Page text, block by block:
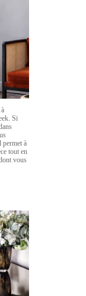
Si
permet à
tout en
vous